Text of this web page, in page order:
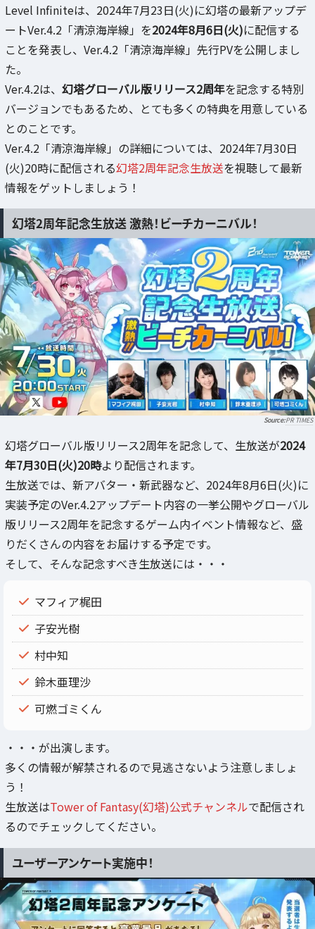
Level Infiniteは、2024年7月23日(火)に幻塔の最新アップデ
ートVer.4.2「清涼海岸線」を2024年8月6日(火)に配信する
ことを発表し、Ver.4.2「清涼海岸線」先行PVを公開しまし
た。
Ver.4.2は、 幻塔グローバル版リリース2周年を記念する特別
バージョンでもあるため、とても多くの特典を用意している
とのことです。
Ver.4.2「清涼海岸線」の詳細については、2024年7月30日
(火)20時に配信される幻塔2周年記念生放送を視聴して最新
情報をゲットしましょう！
幻塔2周年記念生放送 激熱！ビーチカーニバル！
PR TIMES
幻塔グローバル版リリース2周年を記念して、生放送が2024
年7月30日(火)20時より配信されます。
生放送では、新アバター・新武器など、2024年8月6日(火)に
実装予定のVer.4.2アップデート内容の一挙公開やグローバル
版リリース2周年を記念するゲーム内イベント情報など、盛
りだくさんの内容をお届けする予定です。
そして、そんな記念すべき生放送には・・・
マフィア梶田
子安光樹
村中知
鈴木亜理沙
可燃ゴミくん
・・・が出演します。
多くの情報が解禁されるので見逃さないよう注意しましょ
う！
生放送はTower of Fantasy(幻塔)公式チャンネルで配信され
るのでチェックしてください。
ユーザーアンケート実施中！